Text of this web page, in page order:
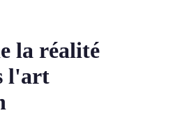
la réalité
l'art